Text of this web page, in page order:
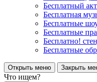
Бесплатный
Бесплатная
Бесплатные
Бесплатные
Бесплатно!
Бесплатные
Открыть меню Закрыть
Что ищем?